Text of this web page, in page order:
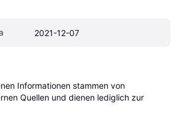
2021-12-07
Informationen stammen von
Quellen und dienen lediglich zur